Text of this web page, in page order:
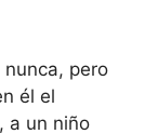
pero
él el
a un niño